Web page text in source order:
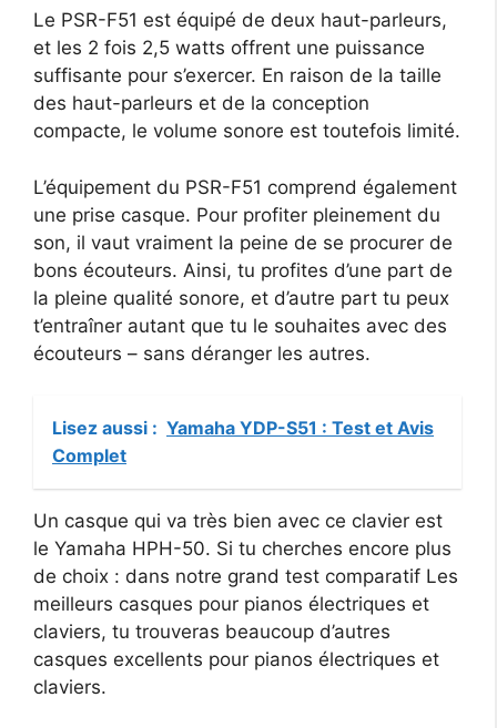
Le PSR-F51 est équipé de deux haut-parleurs,
et les 2 fois 2,5 watts offrent une puissance
suffisante pour s’exercer. En raison de la taille
des haut-parleurs et de la conception
compacte, le volume sonore est toutefois limité.
L’équipement du PSR-F51 comprend également
une prise casque. Pour profiter pleinement du
son, il vaut vraiment la peine de se procurer de
bons écouteurs. Ainsi, tu profites d’une part de
la pleine qualité sonore, et d’autre part tu peux
t’entraîner autant que tu le souhaites avec des
écouteurs – sans déranger les autres.
Lisez aussi : Yamaha YDP-S51 : Test et Avis
Complet
Un casque qui va très bien avec ce clavier est
le Yamaha HPH-50. Si tu cherches encore plus
de choix : dans notre grand test comparatif Les
meilleurs casques pour pianos électriques et
claviers, tu trouveras beaucoup d’autres
casques excellents pour pianos électriques et
claviers.